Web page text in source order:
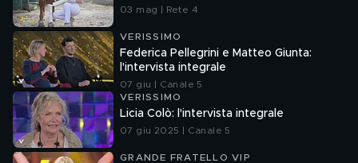
03 mag | Rete 4
VERISSIMO
Federica Pellegrini e Matteo Giunta:
l'intervista integrale
07 giu | Canale 5
VERISSIMO
Licia Colò: l'intervista integrale
07 giu 2025 | Canale 5
GRANDE FRATELLO VIP